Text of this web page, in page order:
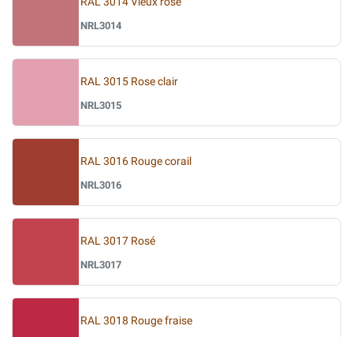
NRL3014
RAL 3015 Rose clair
NRL3015
RAL 3016 Rouge corail
NRL3016
RAL 3017 Rosé
NRL3017
RAL 3018 Rouge fraise